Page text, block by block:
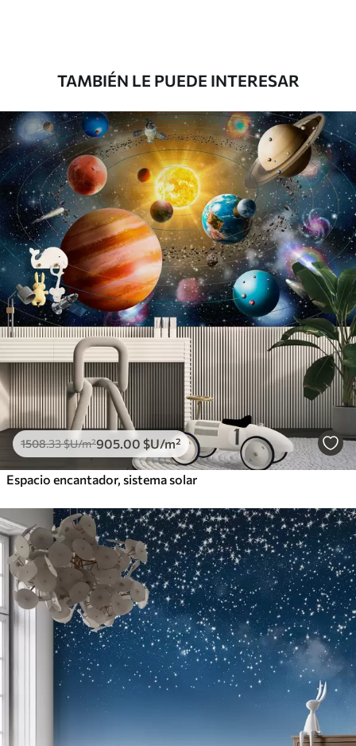
Vinilo Premium
1990.001194.00$U/m²
TAMBIÉN LE PUEDE INTERESAR
1508.33$U/m²905 .00 $U/m²
Espacio encantador, sistema solar